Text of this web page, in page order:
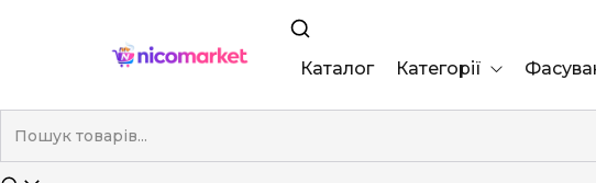
Каталог Категорії